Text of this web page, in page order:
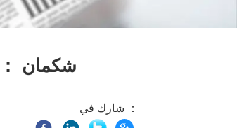
شكمان ：
شارك في ：